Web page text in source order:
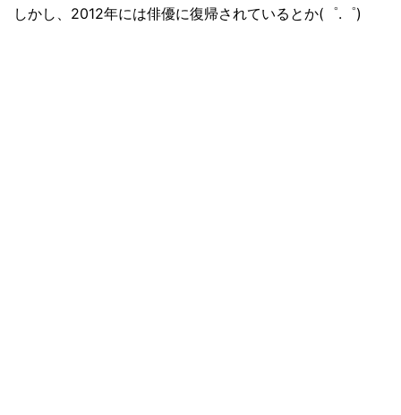
しかし、2012年には俳優に復帰されているとか(゜.゜)